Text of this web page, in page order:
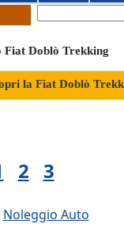
Fiat Doblò Trekking
la Fiat Doblò
2 3
Noleggio Auto